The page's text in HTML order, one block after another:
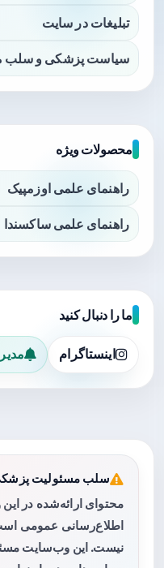
تبلیغات در سایت
سیاست پزشکی و سلب
محصولات ویژه
راهنمای علمی اوزمپیک
راهنمای علمی ساکسندا
ما را دنبال کنید
اینستاگرام
سلب مسئولیت
محتوای ارائه‌شده در
اطلاع‌رسانی عمومی
نیست. این وب‌سایت